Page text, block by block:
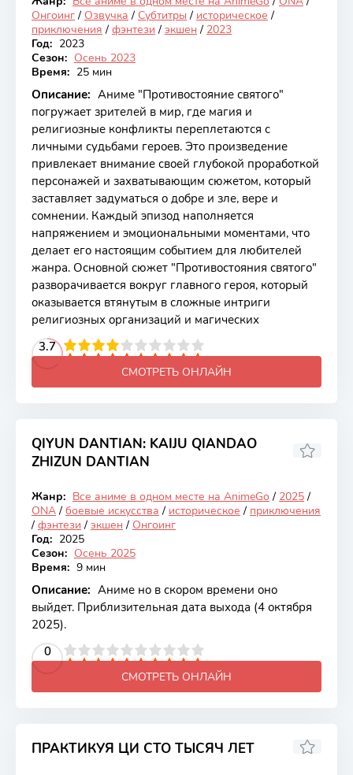
Онгоинг
Онгоинг / Озвучка / Субтитры / историческое /
приключения / фэнтези / экшен / 2023
Год: 2023
Сезон: Осень 2023
Время: 25 мин
Описание: Аниме "Противостояние святого"
погружает зрителей в мир, где магия и
религиозные конфликты переплетаются с
личными судьбами героев. Это произведение
привлекает внимание своей глубокой проработкой
персонажей и захватывающим сюжетом, который
заставляет задуматься о добре и зле, вере и
сомнении. Каждый эпизод наполняется
напряжением и эмоциональными моментами, что
делает его настоящим событием для любителей
жанра. Основной сюжет "Противостояния святого"
разворачивается вокруг главного героя, который
оказывается втянутым в сложные интриги
религиозных организаций и магических
3.7
4 5 6 7 8 9 10
СМОТРЕТЬ ОНЛАЙН
QIYUN DANTIAN: KAIJU QIANDAO
ZHIZUN DANTIAN
Онгоинг
Жанр: Все аниме в одном месте на AnimeGo / 2025 /
ONA / боевые искусства / историческое / приключения
/ фэнтези / экшен / Онгоинг
Год: 2025
Сезон: Осень 2025
Время: 9 мин
Описание: Аниме но в скором времени оно
выйдет. Приблизительная дата выхода (4 октября
2025).
0
4 5 6 7 8 9 10
СМОТРЕТЬ ОНЛАЙН
ПРАКТИКУЯ ЦИ СТО ТЫСЯЧ ЛЕТ
7.41